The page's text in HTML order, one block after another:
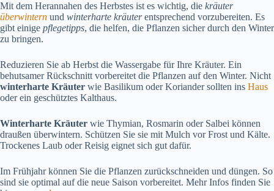
Mit dem Herannahen des Herbstes ist es wichtig, die kräuter
überwintern und winterharte kräuterentsprechend vorzubereiten. Es
gibt einige pflegetipps, die helfen, die Pflanzen sicher durch den Winter
zu bringen.
Reduzieren Sie ab Herbst die Wassergabe für Ihre Kräuter. Ein
behutsamer Rückschnitt vorbereitet die Pflanzen auf den Winter. Nicht
winterharte Kräuter wie Basilikum oder Koriander sollten ins Haus
oder ein geschütztes Kalthaus.
Winterharte Kräuter wie Thymian, Rosmarin oder Salbei können
draußen überwintern. Schützen Sie sie mit Mulch vor Frost und Kälte.
Trockenes Laub oder Reisig eignet sich gut dafür.
Im Frühjahr können Sie die Pflanzen zurückschneiden und düngen. So
sind sie optimal auf die neue Saison vorbereitet. Mehr Infos finden Sie